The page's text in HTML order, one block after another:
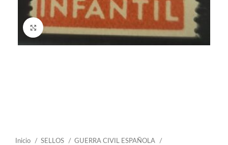
Click to enlarge
Inicio SELLOS
GUERRA CIVIL ESPAÑOLA